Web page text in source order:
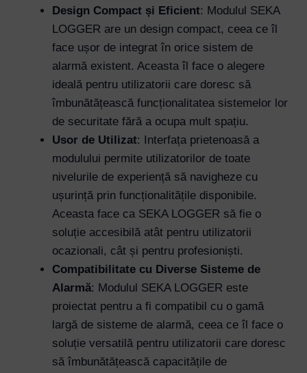
Design Compact și Eficient: Modulul SEKA
LOGGER are un design compact, ceea ce îl
face ușor de integrat în orice sistem de
alarmă existent. Aceasta îl face o alegere
ideală pentru utilizatorii care doresc să
îmbunătățească funcționalitatea sistemelor lor
de securitate fără a ocupa mult spațiu.
Usor de Utilizat: Interfața prietenoasă a
modulului permite utilizatorilor de toate
nivelurile de experiență să navigheze cu
ușurință prin funcționalitățile disponibile.
Aceasta face ca SEKA LOGGER să fie o
soluție accesibilă atât pentru utilizatorii
ocazionali, cât și pentru profesioniști.
Compatibilitate cu Diverse Sisteme de
Alarmă: Modulul SEKA LOGGER este
proiectat pentru a fi compatibil cu o gamă
largă de sisteme de alarmă, ceea ce îl face o
soluție versatilă pentru utilizatorii care doresc
să îmbunătățească capacitățile de
Password
Remember Me
Lost your password?